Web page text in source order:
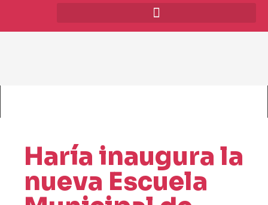
Haría inaugura la
nueva Escuela